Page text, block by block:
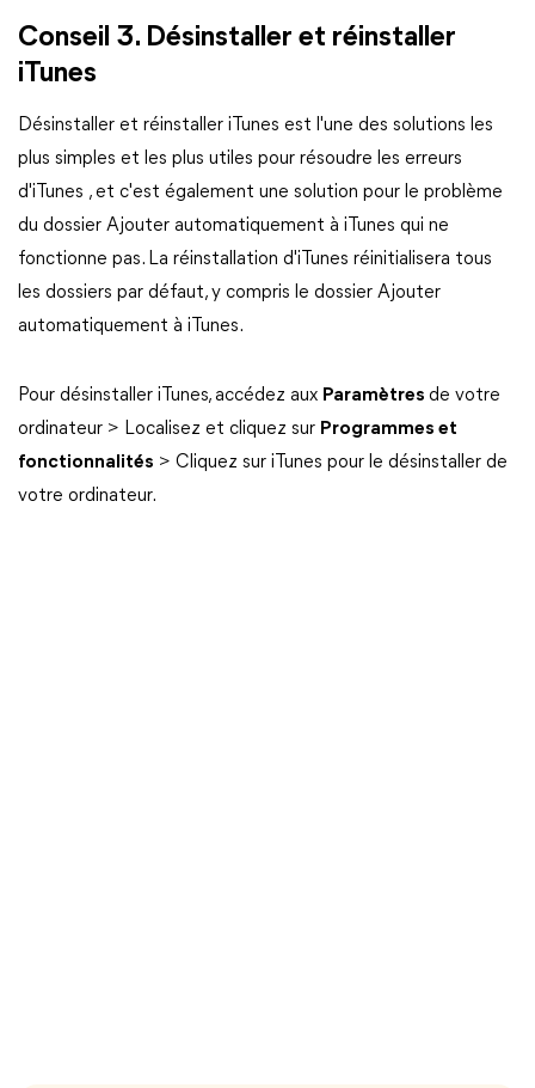
Conseil 3. Désinstaller et réinstaller
iTunes
Désinstaller et réinstaller iTunes est l'une des solutions les
plus simples et les plus utiles pour résoudre les erreurs
d'iTunes , et c'est également une solution pour le problème
du dossier Ajouter automatiquement à iTunes qui ne
fonctionne pas. La réinstallation d'iTunes réinitialisera tous
les dossiers par défaut, y compris le dossier Ajouter
automatiquement à iTunes.
Pour désinstaller iTunes, accédez aux Paramètres de votre
ordinateur > Localisez et cliquez sur Programmes et
fonctionnalités > Cliquez sur iTunes pour le désinstaller de
votre ordinateur.